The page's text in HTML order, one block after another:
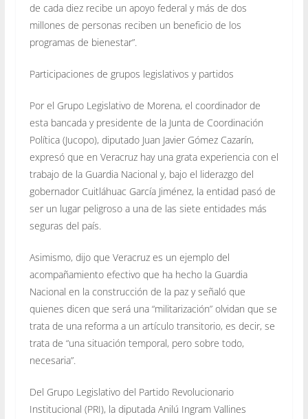
de cada diez recibe un apoyo federal y más de dos
millones de personas reciben un beneficio de los
programas de bienestar”.
Participaciones de grupos legislativos y partidos
Por el Grupo Legislativo de Morena, el coordinador de
esta bancada y presidente de la Junta de Coordinación
Política (Jucopo), diputado Juan Javier Gómez Cazarín,
expresó que en Veracruz hay una grata experiencia con el
trabajo de la Guardia Nacional y, bajo el liderazgo del
gobernador Cuitláhuac García Jiménez, la entidad pasó de
ser un lugar peligroso a una de las siete entidades más
seguras del país.
Asimismo, dijo que Veracruz es un ejemplo del
acompañamiento efectivo que ha hecho la Guardia
Nacional en la construcción de la paz y señaló que
quienes dicen que será una “militarización” olvidan que se
trata de una reforma a un artículo transitorio, es decir, se
trata de “una situación temporal, pero sobre todo,
necesaria”.
Del Grupo Legislativo del Partido Revolucionario
Institucional (PRI), la diputada Anilú Ingram Vallines